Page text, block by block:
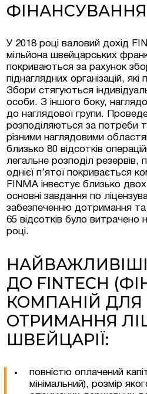
ФІНАНСУВАННЯ
У 2018 році валовий дохід
мільйона швейцарських
покриваються за рахунок
піднаглядних організацій, які
Збори стягуються
особи. З іншого боку,
до наглядової групи.
розподіляються за потреби
різними наглядовими
близько 80 відсотків
легальне розподіл резервів,
однієї п’ятої покривається
FINMA інвестує близько
основні завдання по
забезпеченню дотримання
65 відсотків було витрачено
році.
ДО FINTECH
КОМПАНІЙ ДЛЯ
ОТРИМАННЯ
ШВЕЙЦАРІЇ:
повністю оплачений
мінімальний), розмір